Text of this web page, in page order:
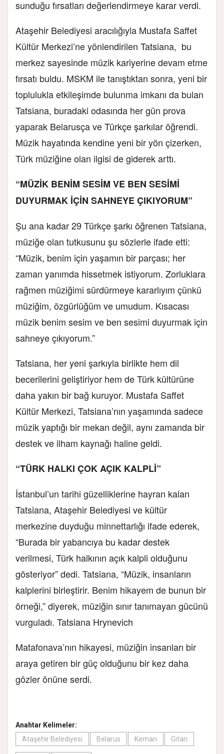
sunduğu fırsatları değerlendirmeye karar verdi.
Ataşehir Belediyesi aracılığıyla Mustafa Saffet
Kültür Merkezi’ne yönlendirilen Tatsiana, bu
merkez sayesinde müzik kariyerine devam etme
fırsatı buldu. MSKM ile tanıştıktan sonra, yeni bir
toplulukla etkileşimde bulunma imkanı da bulan
Tatsiana, buradaki odasında her gün prova
yaparak Belarusça ve Türkçe şarkılar öğrendi.
Müzik hayatında kendine yeni bir yön çizerken,
Türk müziğine olan ilgisi de giderek arttı.
“MÜZİK BENİM SESİM VE BEN SESİMİ
DUYURMAK İÇİN SAHNEYE ÇIKIYORUM”
Şu ana kadar 29 Türkçe şarkı öğrenen Tatsiana,
müziğe olan tutkusunu şu sözlerle ifade etti:
“Müzik, benim için yaşamın bir parçası; her
zaman yanımda hissetmek istiyorum. Zorluklara
rağmen müziğimi sürdürmeye kararlıyım çünkü
müziğim, özgürlüğüm ve umudum. Kısacası
müzik benim sesim ve ben sesimi duyurmak için
sahneye çıkıyorum.”
Tatsiana, her yeni şarkıyla birlikte hem dil
becerilerini geliştiriyor hem de Türk kültürüne
daha yakın bir bağ kuruyor. Mustafa Saffet
Kültür Merkezi, Tatsiana’nın yaşamında sadece
müzik yaptığı bir mekan değil, aynı zamanda bir
destek ve ilham kaynağı haline geldi.
“TÜRK HALKI ÇOK AÇIK KALPLİ”
İstanbul’un tarihi güzelliklerine hayran kalan
Tatsiana, Ataşehir Belediyesi ve kültür
merkezine duyduğu minnettarlığı ifade ederek,
“Burada bir yabancıya bu kadar destek
verilmesi, Türk halkının açık kalpli olduğunu
gösteriyor” dedi. Tatsiana, “Müzik, insanların
kalplerini birleştirir. Benim hikayem de bunun bir
örneği,” diyerek, müziğin sınır tanımayan gücünü
vurguladı. Tatsiana Hrynevich
Matafonava’nın hikayesi, müziğin insanları bir
araya getiren bir güç olduğunu bir kez daha
gözler önüne serdi.
Anahtar Kelimeler:
Ataşehir Belediyesi
Belarus Keman Gitari